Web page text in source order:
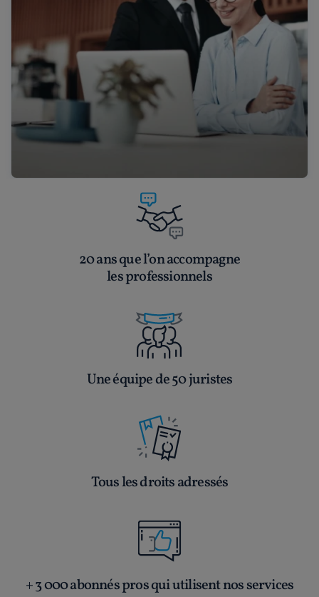
20 ans que l’on accompagne
les professionnels
Une équipe de 50 juristes
Tous les droits adressés
+ 3 000 abonnés pros qui utilisent nos services